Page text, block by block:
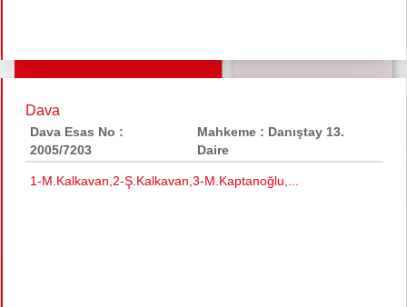
Dava
Dava Esas No :
2005/7203
Mahkeme : Danıştay 13.
Daire
1-M.Kalkavan,2-Ş.Kalkavan,3-M.Kaptanoğlu,...